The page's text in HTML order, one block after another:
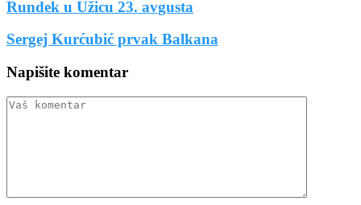
Rundek u Užicu 23. avgusta
Sergej Kurćubić prvak Balkana
Napišite komentar